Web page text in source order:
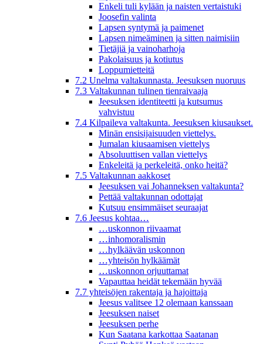
Enkeli tuli kylään ja naisten vertaistuki
Joosefin valinta
Lapsen syntymä ja paimenet
Lapsen nimeäminen ja sitten naimisiin
Tietäjiä ja vainoharhoja
Pakolaisuus ja kotiutus
Loppumietteitä
7.2 Unelma valtakunnasta. Jeesuksen nuoruus
7.3 Valtakunnan tulinen tienraivaaja
Jeesuksen identiteetti ja kutsumus
vahvistuu
7.4 Kilpaileva valtakunta. Jeesuksen kiusaukset.
Minän ensisijaisuuden viettelys.
Jumalan kiusaamisen viettelys
Absoluuttisen vallan viettelys
Enkeleitä ja perkeleitä, onko heitä?
7.5 Valtakunnan aakkoset
Jeesuksen vai Johanneksen valtakunta?
Pettää valtakunnan odottajat
Kutsuu ensimmäiset seuraajat
7.6 Jeesus kohtaa…
…uskonnon riivaamat
…inhomoralismin
…hylkäävän uskonnon
…yhteisön hylkäämät
…uskonnon orjuuttamat
Vapauttaa heidät tekemään hyvää
7.7 yhteisöjen rakentaja ja hajoittaja
Jeesus valitsee 12 olemaan kanssaan
Jeesuksen naiset
Jeesuksen perhe
Kun Saatana karkottaa Saatanan